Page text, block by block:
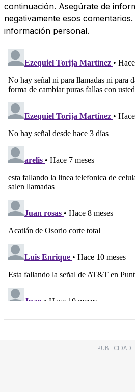
continuación. Asegúrate de
negativamente esos
información personal.
PUBLICIDAD